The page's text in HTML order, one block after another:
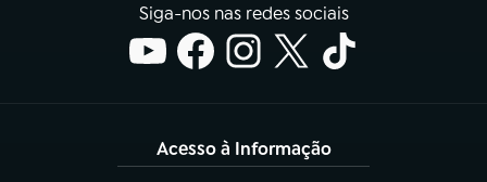
Siga-nos nas redes sociais
Acesso à Informação